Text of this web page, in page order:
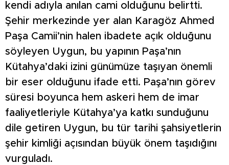
kendi adıyla anılan cami olduğunu belirtti.
Şehir merkezinde yer alan Karagöz Ahmed
Paşa Camii’nin halen ibadete açık olduğunu
söyleyen Uygun, bu yapının Paşa’nın
Kütahya’daki izini günümüze taşıyan önemli
bir eser olduğunu ifade etti. Paşa’nın görev
süresi boyunca hem askeri hem de imar
faaliyetleriyle Kütahya’ya katkı sunduğunu
dile getiren Uygun, bu tür tarihi şahsiyetlerin
şehir kimliği açısından büyük önem taşıdığını
vurguladı.